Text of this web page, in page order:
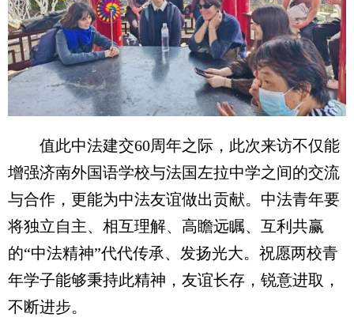
值此中法建交60周年之际，此次来访不仅能
增强济南外国语学校与法国左拉中学之间的交流
与合作，更能为中法友谊做出贡献。中法青年要
将独立自主、相互理解、高瞻远瞩、互利共赢
的“中法精神”代代传承、发扬光大。祝愿两校青
年学子能够秉持此精神，友谊长存，锐意进取，
不断进步。